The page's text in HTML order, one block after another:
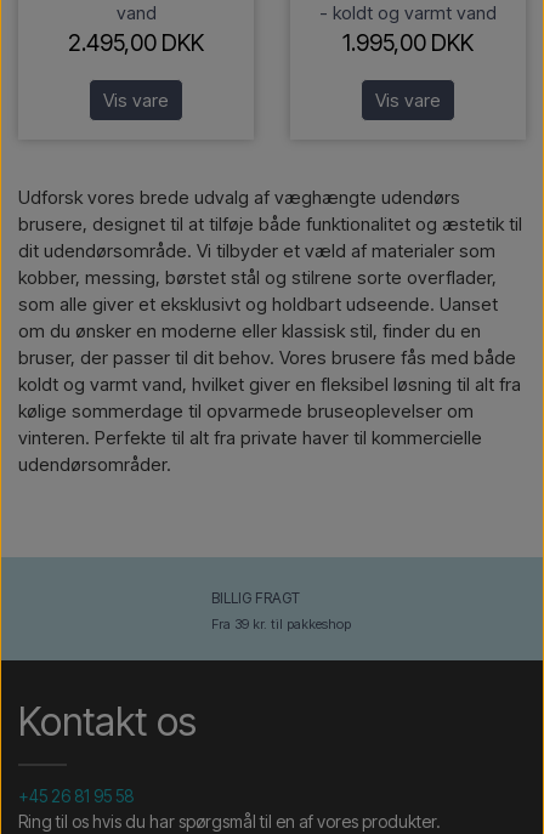
vand
2.495,00 DKK
Vis vare
- koldt og varmt vand
1.995,00 DKK
Vis vare
Udforsk vores brede udvalg af væghængte udendørs
brusere, designet til at tilføje både funktionalitet og æstetik til
dit udendørsområde. Vi tilbyder et væld af materialer som
kobber, messing, børstet stål og stilrene sorte overflader,
som alle giver et eksklusivt og holdbart udseende. Uanset
om du ønsker en moderne eller klassisk stil, finder du en
bruser, der passer til dit behov. Vores brusere fås med både
koldt og varmt vand, hvilket giver en fleksibel løsning til alt fra
kølige sommerdage til opvarmede bruseoplevelser om
vinteren. Perfekte til alt fra private haver til kommercielle
udendørsområder.
BILLIG FRAGT
Fra 39 kr. til pakkeshop
Kontakt os
+45 26 81 95 58
Ring til os hvis du har spørgsmål til en af vores produkter.